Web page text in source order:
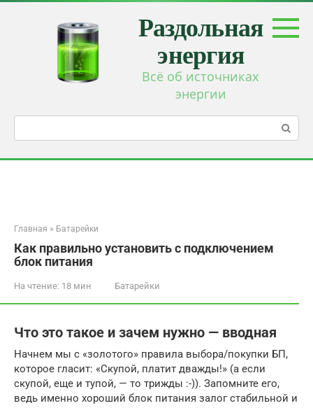
Перейти
Раздольная
энергия
Всё об источниках
энергии
Главная » Батарейки
Как правильно установить с подключением
блок питания
На чтение: 18 мин Батарейки
Что это такое и зачем нужно — вводная
Начнем мы с «золотого» правила выбора/покупки БП,
которое гласит: «Скупой, платит дважды!» (а если
скупой, еще и тупой, — то трижды :-)). Запомните его,
ведь именно хороший блок питания залог стабильной и